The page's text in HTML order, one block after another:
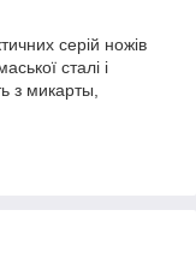
серій ножів
сталі і
з микарты,